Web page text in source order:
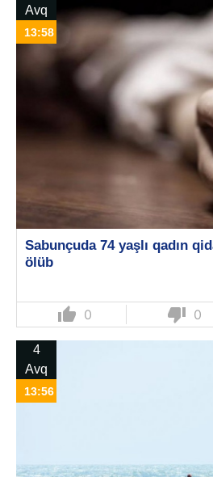
Avq
13:58
Sabunçuda 74 yaşlı qadın
ölüb
thumb_up 0 thumb_down 0
4
Avq
13:56